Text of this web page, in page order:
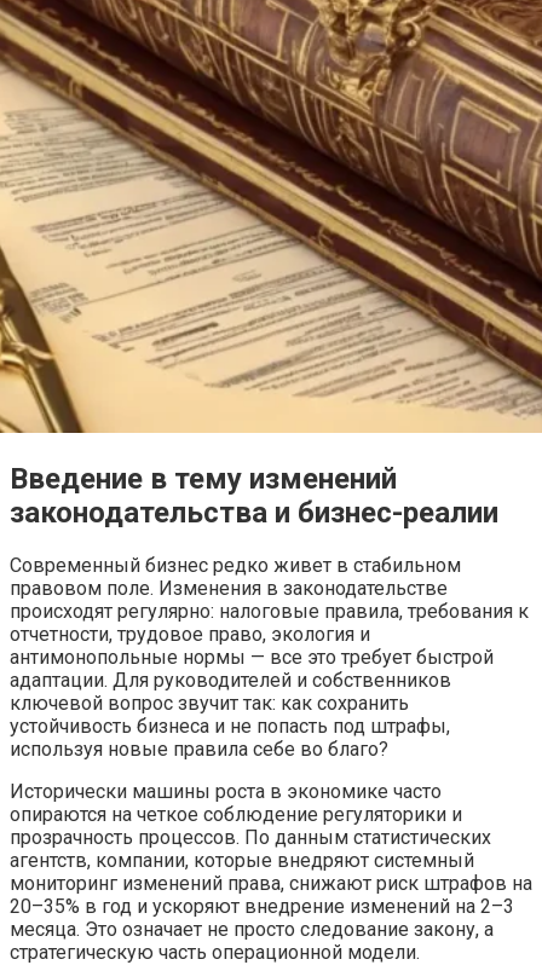
Введение в тему изменений
законодательства и бизнес-реалии
Современный бизнес редко живет в стабильном
правовом поле. Изменения в законодательстве
происходят регулярно: налоговые правила, требования к
отчетности, трудовое право, экология и
антимонопольные нормы — все это требует быстрой
адаптации. Для руководителей и собственников
ключевой вопрос звучит так: как сохранить
устойчивость бизнеса и не попасть под штрафы,
используя новые правила себе во благо?
Исторически машины роста в экономике часто
опираются на четкое соблюдение регуляторики и
прозрачность процессов. По данным статистических
агентств, компании, которые внедряют системный
мониторинг изменений права, снижают риск штрафов на
20–35% в год и ускоряют внедрение изменений на 2–3
месяца. Это означает не просто следование закону, а
стратегическую часть операционной модели.